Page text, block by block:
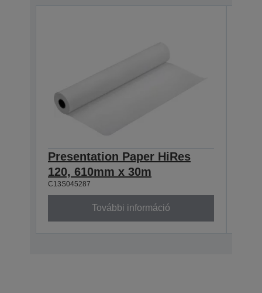
Presentation Paper HiRes
120, 610mm x 30m
C13S045287
További információ